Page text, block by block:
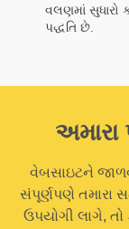
વલણમાં સુધારો
પદ્ધતિ છે.
અમારા
વેબસાઇટને
સંપૂર્ણપણે તમારા
ઉપયોગી લાગે,